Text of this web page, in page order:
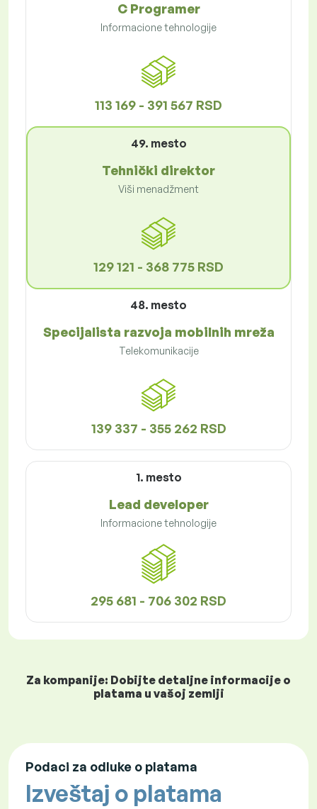
C Programer
Informacione tehnologije
113 169 - 391 567 RSD
49. mesto
Tehnički direktor
Viši menadžment
129 121 - 368 775 RSD
48. mesto
Specijalista razvoja mobilnih mreža
Telekomunikacije
139 337 - 355 262 RSD
1. mesto
Lead developer
Informacione tehnologije
295 681 - 706 302 RSD
Za kompanije: Dobijte detaljne informacije o
platama u vašoj zemlji
Podaci za odluke o platama
Izveštaj o platama